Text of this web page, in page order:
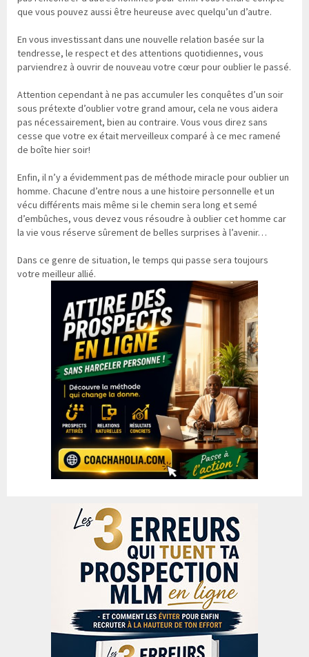
que vous pouvez aussi être heureuse avec quelqu’un d’autre.
En vous investissant dans une nouvelle relation basée sur la
tendresse, le respect et des attentions quotidiennes, vous
parviendrez à ouvrir de nouveau votre cœur pour oublier le passé.
Attention cependant à ne pas accumuler les conquêtes d’un soir
sous prétexte d’oublier votre grand amour, cela ne vous aidera
pas nécessairement, bien au contraire. Vous vous direz sans
cesse que votre ex était merveilleux comparé à ce mec ramené
de boîte hier soir!
Enfin, il n’y a évidemment pas de méthode miracle pour oublier un
homme. Chacune d’entre nous a une histoire personnelle et un
vécu différents mais même si le chemin sera long et semé
d’embûches, vous devez vous résoudre à oublier cet homme car
la vie vous réserve sûrement de belles surprises à l’avenir…
Dans ce genre de situation, le temps qui passe sera toujours
votre meilleur allié.